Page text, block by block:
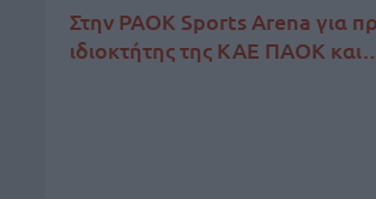
Στην PAOK Sports Arena για
ιδιοκτήτης της ΚΑΕ ΠΑΟΚ